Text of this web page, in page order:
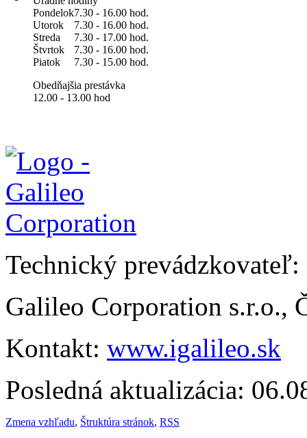
Pondelok7.30 - 16.00 hod.
Utorok
7.30 - 16.00 hod.
Streda
7.30 - 17.00 hod.
Štvrtok
7.30 - 16.00 hod.
Piatok
7.30 - 15.00 hod.
Obedňajšia prestávka
12.00 - 13.00 hod
Technický prevádzkovateľ:
Galileo Corporation s.r.o.,
Kontakt: www.igalileo.sk
Posledná aktualizácia:
Zmena vzhľadu, Štruktúra stránok, RSS